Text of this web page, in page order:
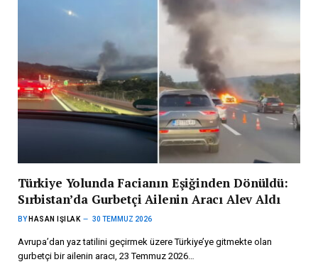
Türkiye Yolunda Facianın Eşiğinden Dönüldü:
Sırbistan’da Gurbetçi Ailenin Aracı Alev Aldı
BY HASAN IŞILAK 30 TEMMUZ 2026
Avrupa’dan yaz tatilini geçirmek üzere Türkiye’ye gitmekte olan
gurbetçi bir ailenin aracı, 23 Temmuz 2026…